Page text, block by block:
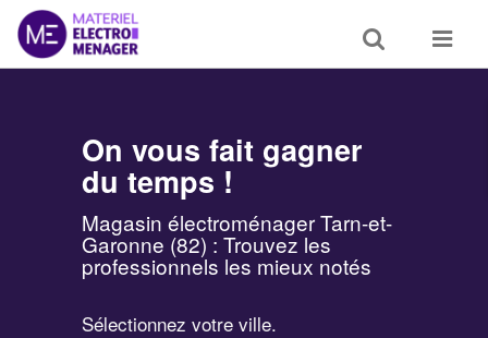
Toggle
search
Toggle
On vous fait gagner
du temps !
Magasin électroménager Tarn-et-
Garonne (82) : Trouvez les
professionnels les mieux notés
Sélectionnez votre ville.